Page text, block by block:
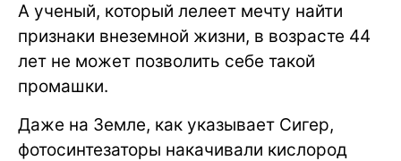
А ученый, который лелеет мечту найти
признаки внеземной жизни, в возрасте 44
лет не может позволить себе такой
промашки.
Даже на Земле, как указывает Сигер,
фотосинтезаторы накачивали кислород